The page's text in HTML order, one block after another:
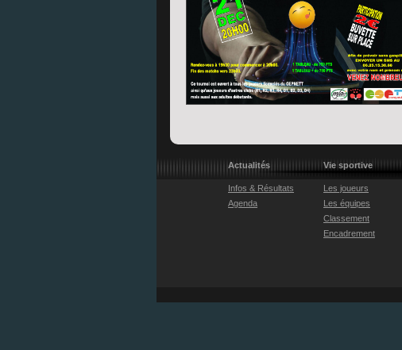
Actualités
Infos & Résultats
Agenda
Vie sportive
Les joueurs
Les équipes
Classement
Encadrement